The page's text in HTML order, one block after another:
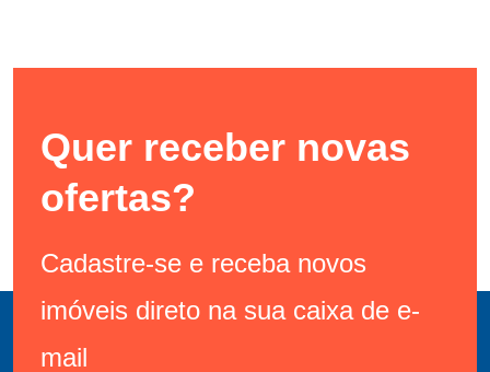
Quer receber novas
ofertas?
Cadastre-se e receba novos
imóveis direto na sua caixa de e-
mail